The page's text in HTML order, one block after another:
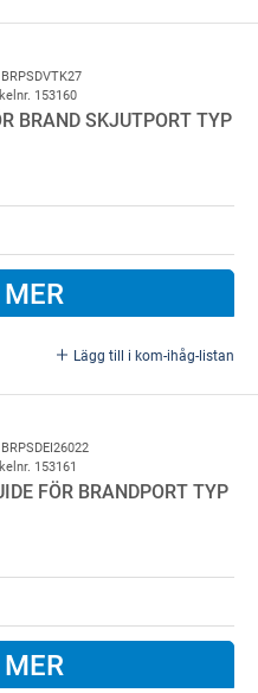
och bromsar därför inte
153160
BRAND SKJUTPORT TYP
Lägg till i kom-ihåg-listan
153161
FÖR BRANDPORT TYP